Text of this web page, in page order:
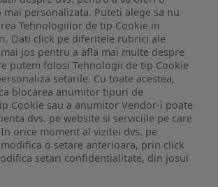
mai personalizata. Puteti alege sa nu
Tehnologiilor de tip Cookie in
Dati click pe diferitele rubrici ale
jos pentru a afla mai multe despre
putem folosi Tehnologii de tip Cookie
setarile. Cu toate acestea,
blocarea anumitor tipuri de
Cookie sau a anumitor Vendor-i poate
dvs. pe website si serviciile pe care
orice moment al vizitei dvs. pe
o setare anterioara, prin click
setari confidentialitate, din josul